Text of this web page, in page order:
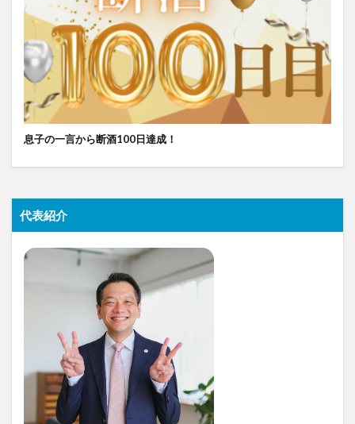
息子の一言から断酒100日達成！
代表紹介